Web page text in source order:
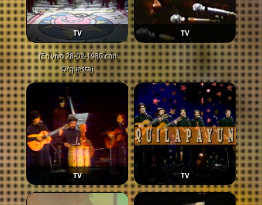
TV
(En vivo 28-02-1980 con
Orquesta)
TV
TV TV